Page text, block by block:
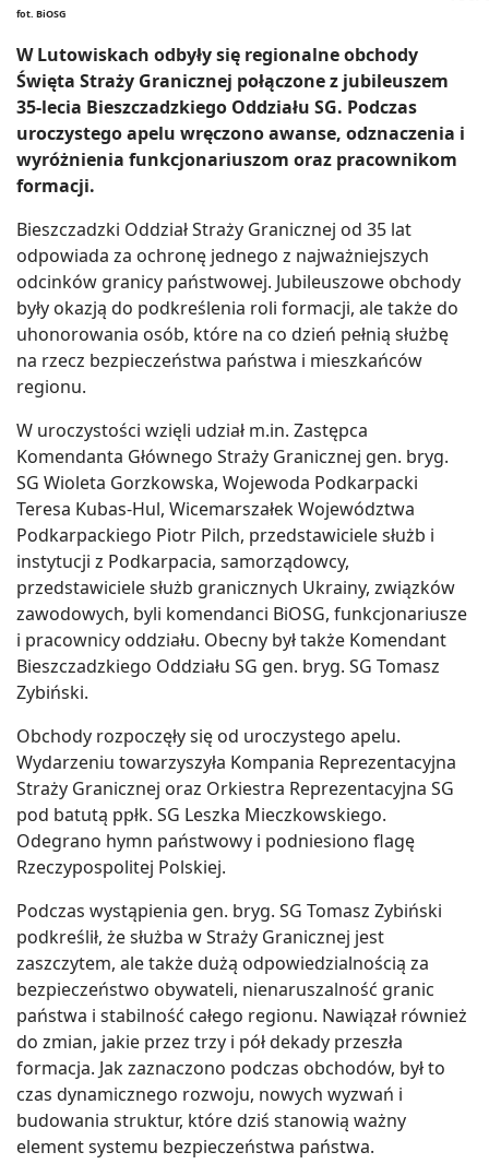
fot. BiOSG
W Lutowiskach odbyły się regionalne obchody
Święta Straży Granicznej połączone z jubileuszem
35-lecia Bieszczadzkiego Oddziału SG. Podczas
uroczystego apelu wręczono awanse, odznaczenia i
wyróżnienia funkcjonariuszom oraz pracownikom
formacji.
Bieszczadzki Oddział Straży Granicznej od 35 lat
odpowiada za ochronę jednego z najważniejszych
odcinków granicy państwowej. Jubileuszowe obchody
były okazją do podkreślenia roli formacji, ale także do
uhonorowania osób, które na co dzień pełnią służbę
na rzecz bezpieczeństwa państwa i mieszkańców
regionu.
W uroczystości wzięli udział m.in. Zastępca
Komendanta Głównego Straży Granicznej gen. bryg.
SG Wioleta Gorzkowska, Wojewoda Podkarpacki
Teresa Kubas-Hul, Wicemarszałek Województwa
Podkarpackiego Piotr Pilch, przedstawiciele służb i
instytucji z Podkarpacia, samorządowcy,
przedstawiciele służb granicznych Ukrainy, związków
zawodowych, byli komendanci BiOSG, funkcjonariusze
i pracownicy oddziału. Obecny był także Komendant
Bieszczadzkiego Oddziału SG gen. bryg. SG Tomasz
Zybiński.
Obchody rozpoczęły się od uroczystego apelu.
Wydarzeniu towarzyszyła Kompania Reprezentacyjna
Straży Granicznej oraz Orkiestra Reprezentacyjna SG
pod batutą ppłk. SG Leszka Mieczkowskiego.
Odegrano hymn państwowy i podniesiono flagę
Rzeczypospolitej Polskiej.
Podczas wystąpienia gen. bryg. SG Tomasz Zybiński
podkreślił, że służba w Straży Granicznej jest
zaszczytem, ale także dużą odpowiedzialnością za
bezpieczeństwo obywateli, nienaruszalność granic
państwa i stabilność całego regionu. Nawiązał również
do zmian, jakie przez trzy i pół dekady przeszła
formacja. Jak zaznaczono podczas obchodów, był to
czas dynamicznego rozwoju, nowych wyzwań i
budowania struktur, które dziś stanowią ważny
element systemu bezpieczeństwa państwa.